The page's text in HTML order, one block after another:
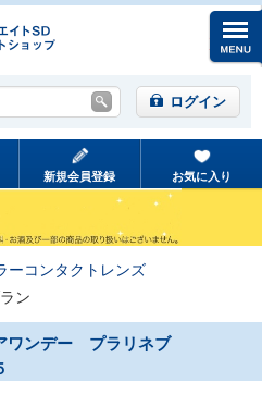
ログイン
新規会員登録 お気に入り
ーコンタクトレンズ
ン
ワンデー プラリネブ